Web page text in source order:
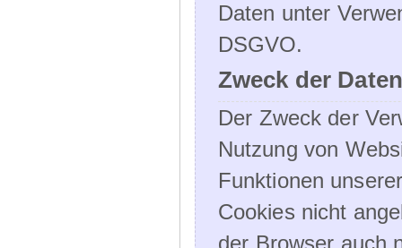
Daten unter
DSGVO.
Zweck der
Der Zweck der
Nutzung von
Funktionen
Cookies nicht
der Browser auch